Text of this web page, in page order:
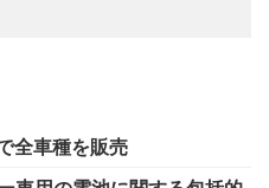
全車種を販売